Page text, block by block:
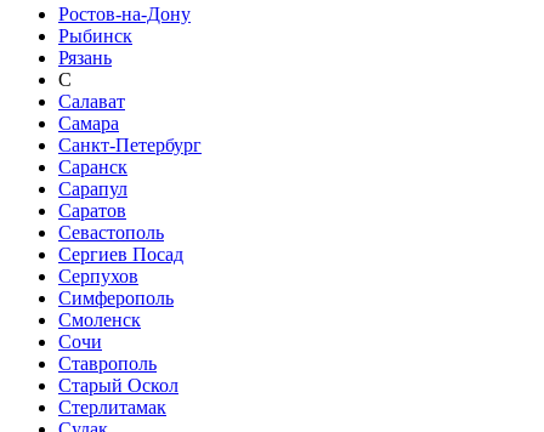
Ростов-на-Дону
Рыбинск
Рязань
С
Салават
Самара
Санкт-Петербург
Саранск
Сарапул
Саратов
Севастополь
Сергиев Посад
Серпухов
Симферополь
Смоленск
Сочи
Ставрополь
Старый Оскол
Стерлитамак